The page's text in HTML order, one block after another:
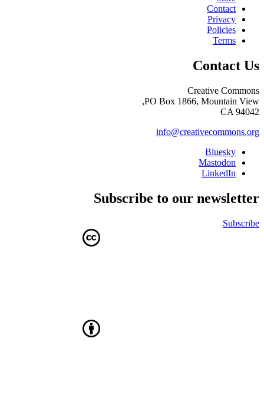
Contact
Privacy
Policies
Terms
Contact Us
Creative Commons
PO Box 1866, Mountain View,
CA 94042
info@creativecommons.org
Bluesky
Mastodon
LinkedIn
Subscribe to our newsletter
Subscribe